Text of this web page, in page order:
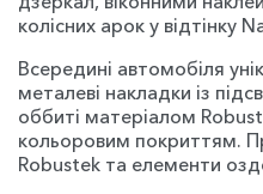
колісних арок у відтінку
Всередині автомобіля
металеві накладки із
оббиті матеріалом
кольоровим покриттям.
Robustek та елементи